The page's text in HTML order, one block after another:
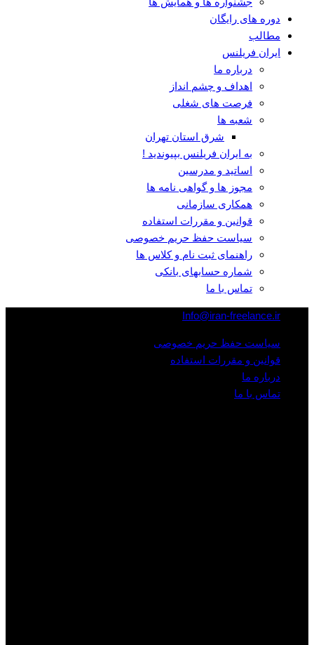
دوره های رایگان
مطالب
ایران فریلنس
درباره ما
اهداف و چشم انداز
فرصت های شغلی
شعبه ها
شرق استان تهران
به ایران فریلنس بپیوندید !
اساتید و مدرسین
مجوز ها و گواهی نامه ها
همکاری سازمانی
قوانین و مقررات استفاده
سیاست حفظ حریم خصوصی
راهنمای ثبت نام و کلاس ها
شماره حسابهای بانکی
تماس با ما
Info@iran-freelance.ir
سیاست حفظ حریم خصوصی
قوانین و مقررات استفاده
درباره ما
تماس با ما